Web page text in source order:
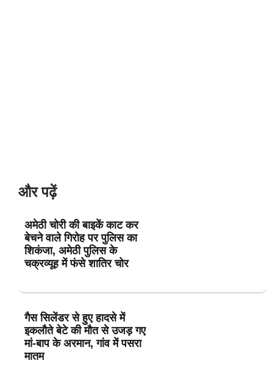
और पढ़ें
अमेठी चोरी की बाइकें काट कर
बेचने वाले गिरोह पर पुलिस का
शिकंजा, अमेठी पुलिस के
चक्रव्यूह में फंसे शातिर चोर
गैस सिलेंडर से हुए हादसे में
इकलौते बेटे की मौत से उजड़ गए
मां-बाप के अरमान, गांव में पसरा
मातम